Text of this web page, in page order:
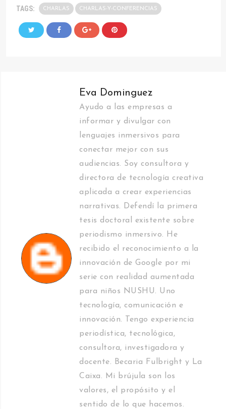
TAGS: CHARLAS CHARLAS-Y-CONFERENCIAS
Eva Dominguez
Ayudo a las empresas a
informar y divulgar con
lenguajes inmersivos para
conectar mejor con sus
audiencias. Soy consultora y
directora de tecnología creativa
aplicada a crear experiencias
narrativas. Defendí la primera
tesis doctoral existente sobre
periodismo inmersivo. He
recibido el reconocimiento a la
innovación de Google por mi
serie con realidad aumentada
para niños NUSHU. Uno
tecnología, comunicación e
innovación. Tengo experiencia
periodística, tecnológica,
consultora, investigadora y
docente. Becaria Fulbright y La
Caixa. Mi brújula son los
valores, el propósito y el
sentido de lo que hacemos.